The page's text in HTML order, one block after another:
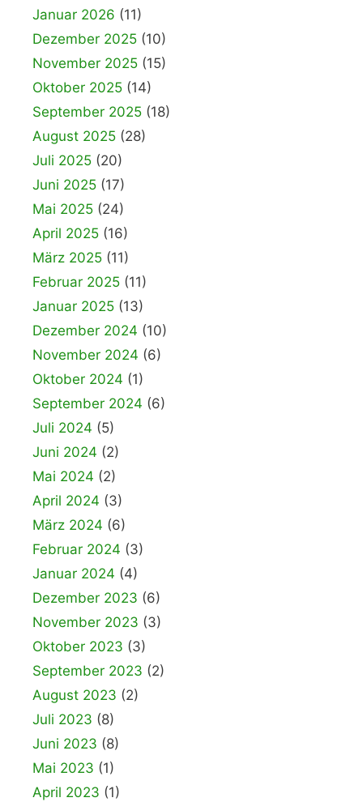
Januar 2026 (11)
Dezember 2025 (10)
November 2025 (15)
Oktober 2025 (14)
September 2025 (18)
August 2025 (28)
Juli 2025 (20)
Juni 2025 (17)
Mai 2025 (24)
April 2025 (16)
März 2025 (11)
Februar 2025 (11)
Januar 2025 (13)
Dezember 2024 (10)
November 2024 (6)
Oktober 2024 (1)
September 2024 (6)
Juli 2024 (5)
Juni 2024 (2)
Mai 2024 (2)
April 2024 (3)
März 2024 (6)
Februar 2024 (3)
Januar 2024 (4)
Dezember 2023 (6)
November 2023 (3)
Oktober 2023 (3)
September 2023 (2)
August 2023 (2)
Juli 2023 (8)
Juni 2023 (8)
Mai 2023 (1)
April 2023 (1)